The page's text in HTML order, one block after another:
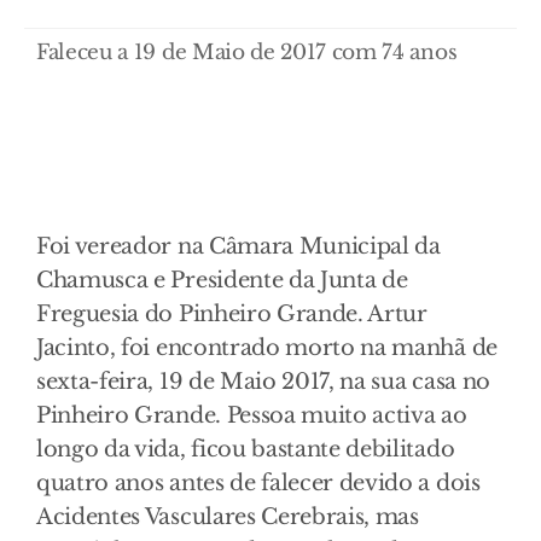
Faleceu a 19 de Maio de 2017 com 74 anos
Foi vereador na Câmara Municipal da
Chamusca e Presidente da Junta de
Freguesia do Pinheiro Grande. Artur
Jacinto, foi encontrado morto na manhã de
sexta-feira, 19 de Maio 2017, na sua casa no
Pinheiro Grande. Pessoa muito activa ao
longo da vida, ficou bastante debilitado
quatro anos antes de falecer devido a dois
Acidentes Vasculares Cerebrais, mas